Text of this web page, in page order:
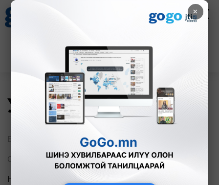
×
Зурхай
8.06
Улс төр
Бүгд
Нийтлэлчийн булан
Сонгогчдын боловсролд
Сонгууль 2020
Нүүрсний хулгай
СОНГУУЛЬ 2024